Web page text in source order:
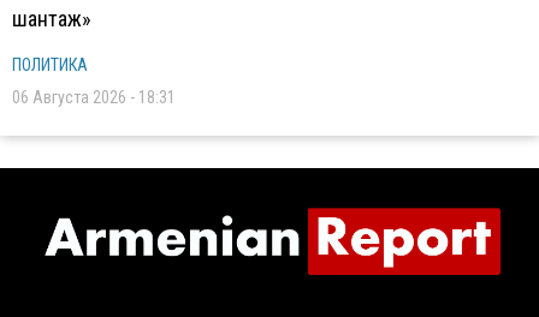
шантаж»
ПОЛИТИКА
06 Августа 2026 - 18:31